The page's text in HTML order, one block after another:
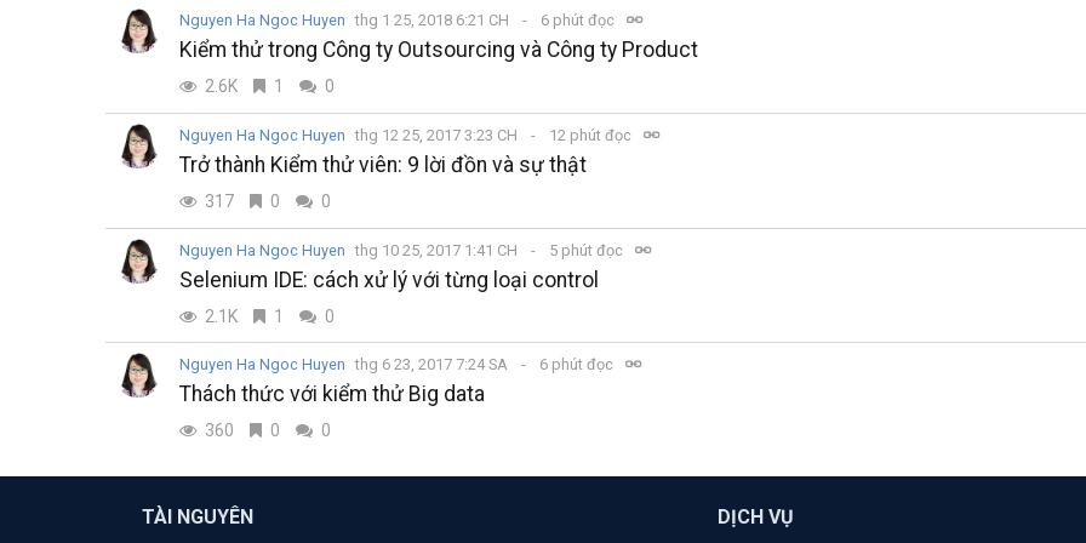
Nguyen Ha Ngoc Huyen thg 1 25, 2018 6:21 CH 6 phút đọc
Kiểm thử trong Công ty Outsourcing và Công ty Product
2.6K 1 0
Nguyen Ha Ngoc Huyen thg 12 25, 2017 3:23 CH 12 phút đọc
Trở thành Kiểm thử viên: 9 lời đồn và sự thật
317 0 0
Nguyen Ha Ngoc Huyen thg 10 25, 2017 1:41 CH 5 phút đọc
Selenium IDE: cách xử lý với từng loại control
2.1K 1 0
Nguyen Ha Ngoc Huyen thg 6 23, 2017 7:24 SA 6 phút đọc
Thách thức với kiểm thử Big data
360 0 0
TÀI NGUYÊN DỊCH VỤ